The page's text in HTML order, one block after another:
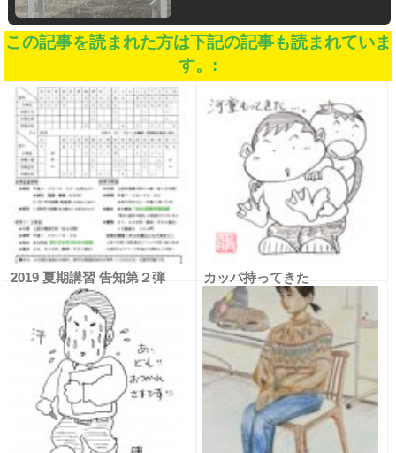
この記事を読まれた方は下記の記事も読まれていま
す。:
2019 夏期講習 告知第２弾 カッパ持ってきた